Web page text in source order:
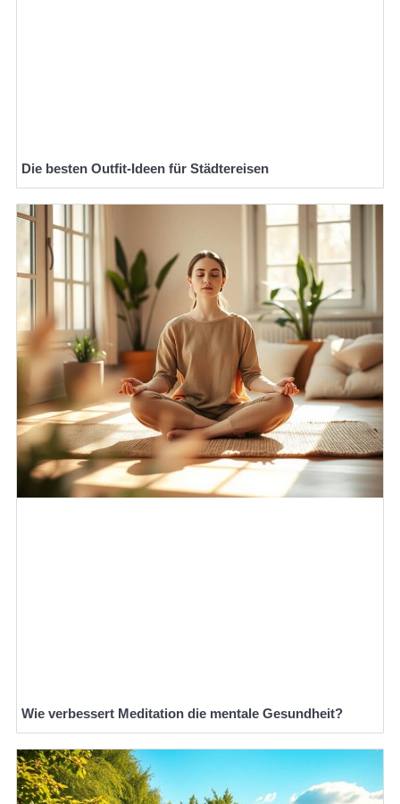
Die besten Outfit-Ideen für Städtereisen
Wie verbessert Meditation die mentale Gesundheit?